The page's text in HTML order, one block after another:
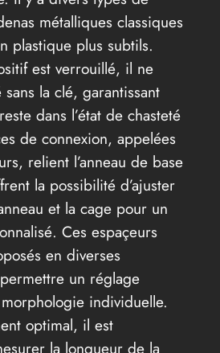
métalliques classiques
plastique plus subtils.
est verrouillé, il ne
la clé, garantissant
dans l’état de chasteté
de connexion, appelées
relient l’anneau de base
la possibilité d’ajuster
et la cage pour un
Ces espaçeurs
en diverses
un réglage
individuelle.
optimal, il est
la longueur de la